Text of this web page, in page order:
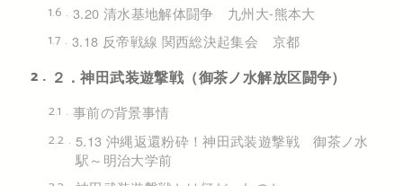
1.6 3.20 清水基地解体闘争 九州大‐熊本大
1.7 3.18 反帝戦線 関西総決起集会 京都
2 ２．神田武装遊撃戦（御茶ノ水解放区闘争）
2.1 事前の背景事情
2.2
5.13 沖縄返還粉砕！神田武装遊撃戦 御茶ノ水
駅～明治大学前